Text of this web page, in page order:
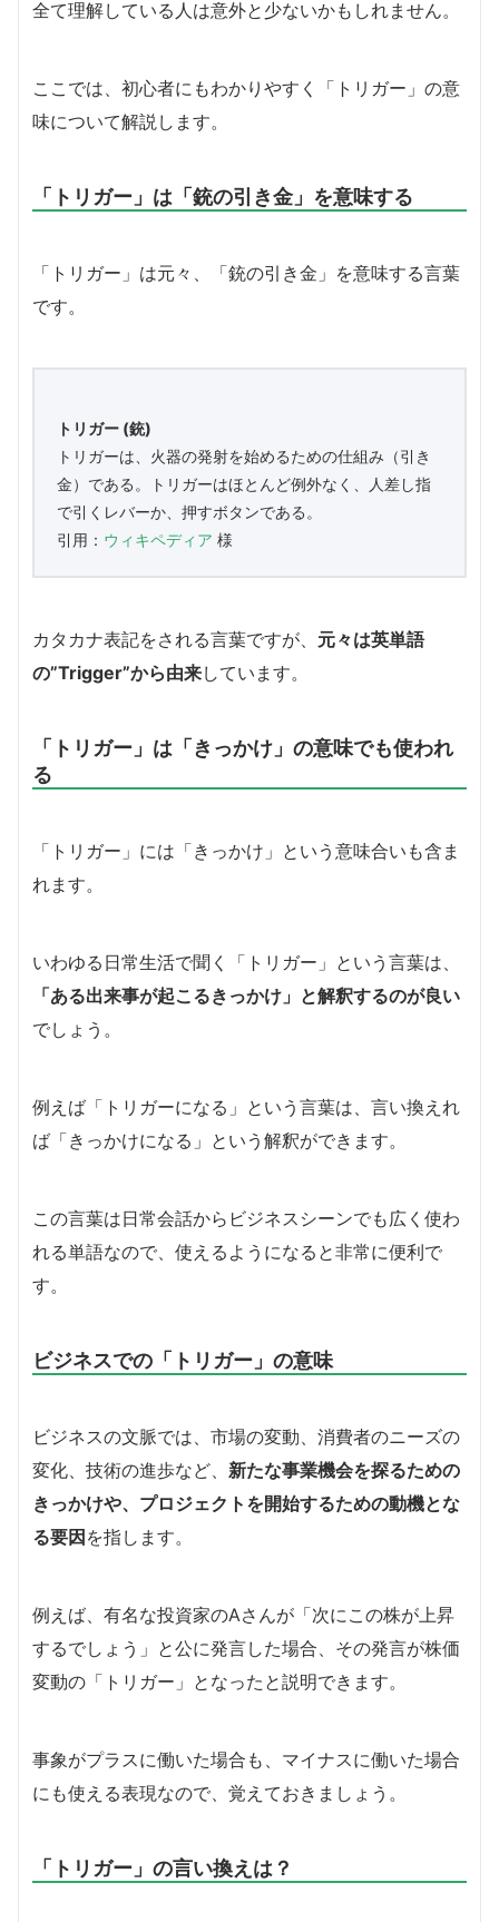
全て理解している人は意外と少ないかもしれません。
ここでは、初心者にもわかりやすく「トリガー」の意
味について解説します。
「トリガー」は「銃の引き金」を意味する
「トリガー」は元々、「銃の引き金」を意味する言葉
です。
トリガー (銃)
トリガーは、火器の発射を始めるための仕組み（引き
金）である。トリガーはほとんど例外なく、人差し指
で引くレバーか、押すボタンである。
引用： ウィキペディア 様
カタカナ表記をされる言葉ですが、 元々は英単語
の”Trigger”から由来しています。
「トリガー」は「きっかけ」の意味でも使われ
る
「トリガー」には「きっかけ」という意味合いも含ま
れます。
いわゆる日常生活で聞く「トリガー」という言葉は、
「ある出来事が起こるきっかけ」と解釈するのが良い
でしょう。
例えば「トリガーになる」という言葉は、言い換えれ
ば「きっかけになる」という解釈ができます。
この言葉は日常会話からビジネスシーンでも広く使わ
れる単語なので、使えるようになると非常に便利で
す。
ビジネスでの「トリガー」の意味
ビジネスの文脈では、市場の変動、消費者のニーズの
変化、技術の進歩など、 新たな事業機会を探るための
きっかけや、プロジェクトを開始するための動機とな
る要因を指します。
例えば、有名な投資家のAさんが「次にこの株が上昇
するでしょう」と公に発言した場合、その発言が株価
変動の「トリガー」となったと説明できます。
事象がプラスに働いた場合も、マイナスに働いた場合
にも使える表現なので、覚えておきましょう。
「トリガー」の言い換えは？